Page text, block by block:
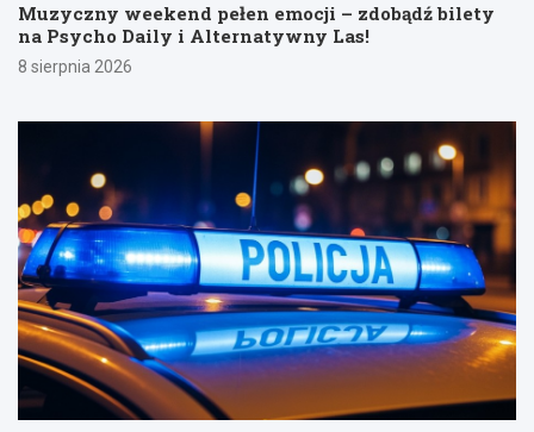
Muzyczny weekend pełen emocji – zdobądź bilety
na Psycho Daily i Alternatywny Las!
8 sierpnia 2026